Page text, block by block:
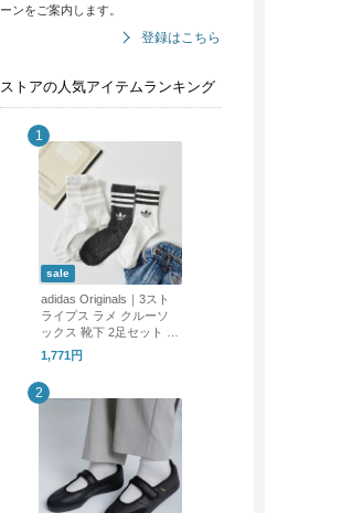
ーンをご案内します。
登録はこちら
ストアの人気アイテムランキング
sale
adidas Originals｜3スト
ライプス ラメ クルーソ
ックス 靴下 2足セット 3
STRIPES GLITTER CRE
W SOCKS 2 PAIRS ka98
5
1,771円